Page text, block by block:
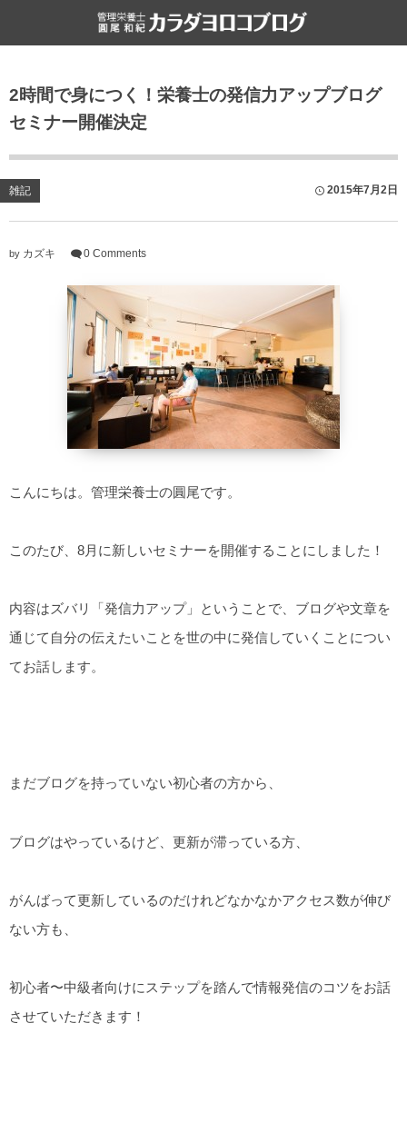
2時間で身につく！栄養士の発信力アップブログ
セミナー開催決定
雑記 2015年7月2日
by カズキ 0 Comments
こんにちは。管理栄養士の圓尾です。
このたび、8月に新しいセミナーを開催することにしました！
内容はズバリ「発信力アップ」ということで、ブログや文章を
通じて自分の伝えたいことを世の中に発信していくことについ
てお話します。
まだブログを持っていない初心者の方から、
ブログはやっているけど、更新が滞っている方、
がんばって更新しているのだけれどなかなかアクセス数が伸び
ない方も、
初心者〜中級者向けにステップを踏んで情報発信のコツをお話
させていただきます！
栄養・食・健康
食文化
ライフハック